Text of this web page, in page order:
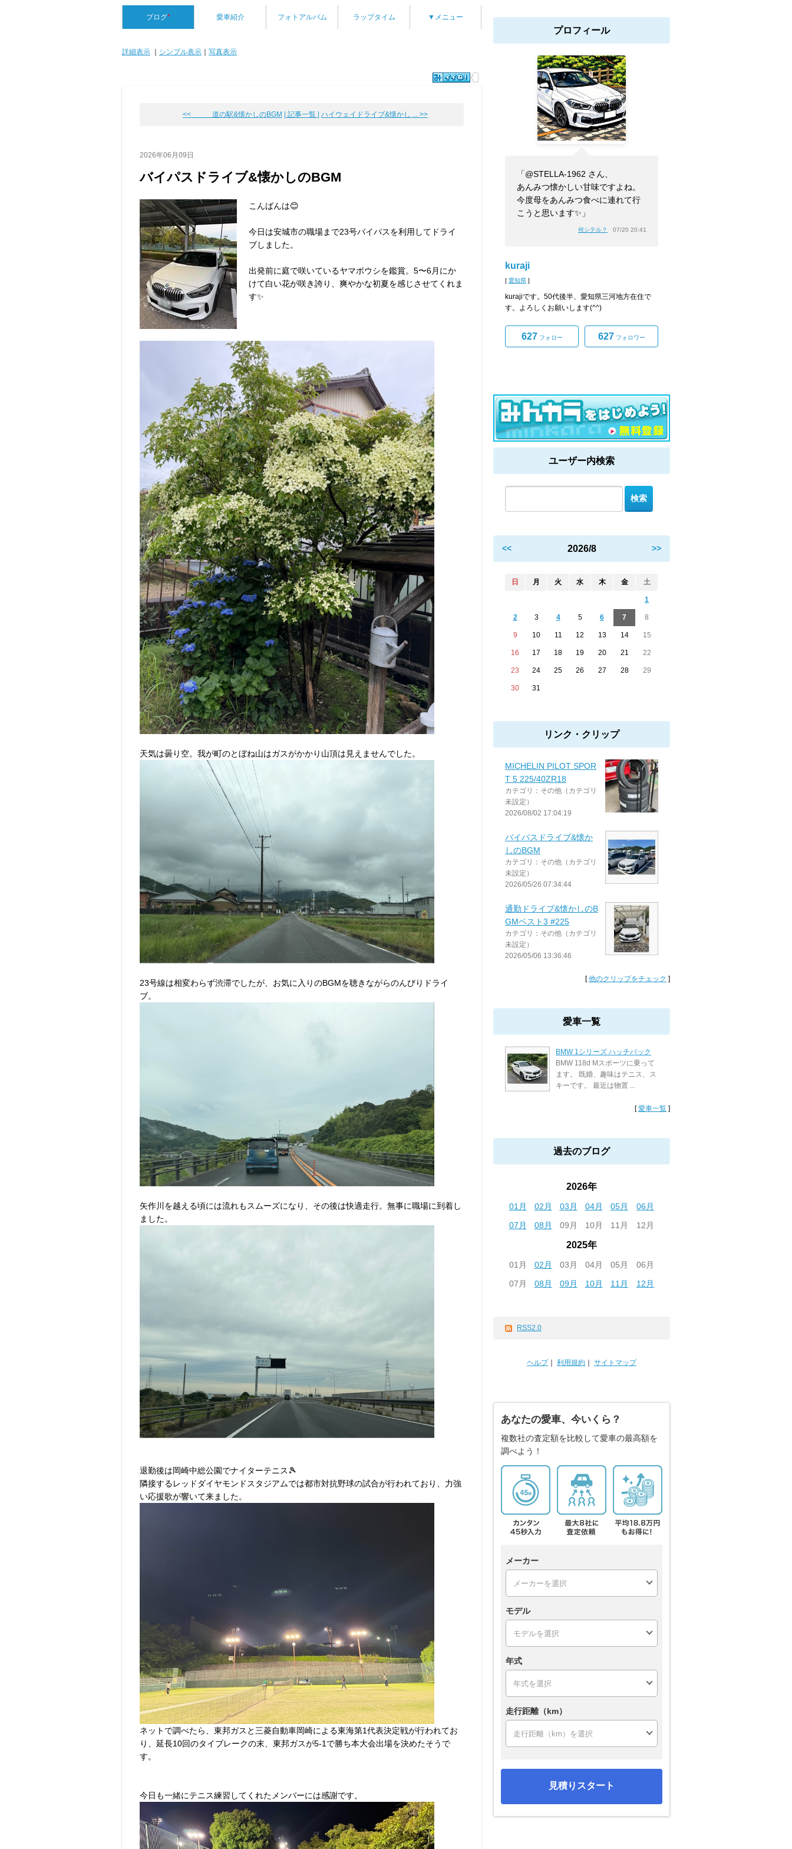
ブログ* 愛車紹介 フォトアルバム ラップタイム ▼メニュー
詳細表示 シンプル表示 写真表示
<< 道の駅&懐かしのBGM | 記事一覧 | ハイウェイドライブ&懐かし ... >>
2026年06月09日
バイパスドライブ&懐かしのBGM
こんばんは😊
今日は安城市の職場まで23号バイパスを利用してドライ
ブしました。
出発前に庭で咲いているヤマボウシを鑑賞。5〜6月にか
けて白い花が咲き誇り、爽やかな初夏を感じさせてくれま
す✨
天気は曇り空。我が町のとぼね山はガスがかかり山頂は見えませんでした。
23号線は相変わらず渋滞でしたが、お気に入りのBGMを聴きながらのんびりドライ
ブ。
矢作川を越える頃には流れもスムーズになり、その後は快適走行。無事に職場に到着し
ました。
退勤後は岡崎中総公園でナイターテニス🎾
隣接するレッドダイヤモンドスタジアムでは都市対抗野球の試合が行われており、力強
い応援歌が響いて来ました。
ネットで調べたら、東邦ガスと三菱自動車岡崎による東海第1代表決定戦が行われてお
り、延長10回のタイブレークの末、東邦ガスが5-1で勝ち本大会出場を決めたそうで
す。
今日も一緒にテニス練習してくれたメンバーには感謝です。
プロフィール
「@STELLA-1962 さん、
あんみつ懐かしい甘味ですよね。
今度母をあんみつ食べに連れて行
こうと思います✨」
何シテル？ 07/20 20:41
kuraji
[ 愛知県 ]
kurajiです。50代後半、愛知県三河地方在住で
す。よろしくお願いします(^^)
627 フォロー 627 フォロワー
ユーザー内検索
<< 2026/8 >>
日 月 火 水 木 金 土
1
2 3 4 5 6 7 8
9 10 11 12 13 14 15
16 17 18 19 20 21 22
23 24 25 26 27 28 29
30 31
リンク・クリップ
MICHELIN PILOT SPOR
T 5 225/40ZR18
カテゴリ：その他（カテゴリ
未設定）
2026/08/02 17:04:19
バイパスドライブ&懐か
しのBGM
カテゴリ：その他（カテゴリ
未設定）
2026/05/26 07:34:44
通勤ドライブ&懐かしのB
GMベスト3 #225
カテゴリ：その他（カテゴリ
未設定）
2026/05/06 13:36:46
[他のクリップをチェック ]
愛車一覧
BMW 1シリーズ ハッチバック
BMW 118d Mスポーツに乗って
ます。 既婚、趣味はテニス、ス
キーです。 最近は物置 ...
[愛車一覧 ]
過去のブログ
2026年
01月 02月 03月 04月 05月
06月
07月
08月 09月 10月 11月 12月
2025年
01月 02月 03月 04月 05月
06月
07月
08月 09月 10月 11月 12月
RSS2.0
ヘルプ｜ 利用規約 サイトマップ
あなたの愛車、今いくら？
複数社の査定額を比較して愛車の最高額を
調べよう！
メーカー
モデル
年式
走行距離（km）
見積りスタート